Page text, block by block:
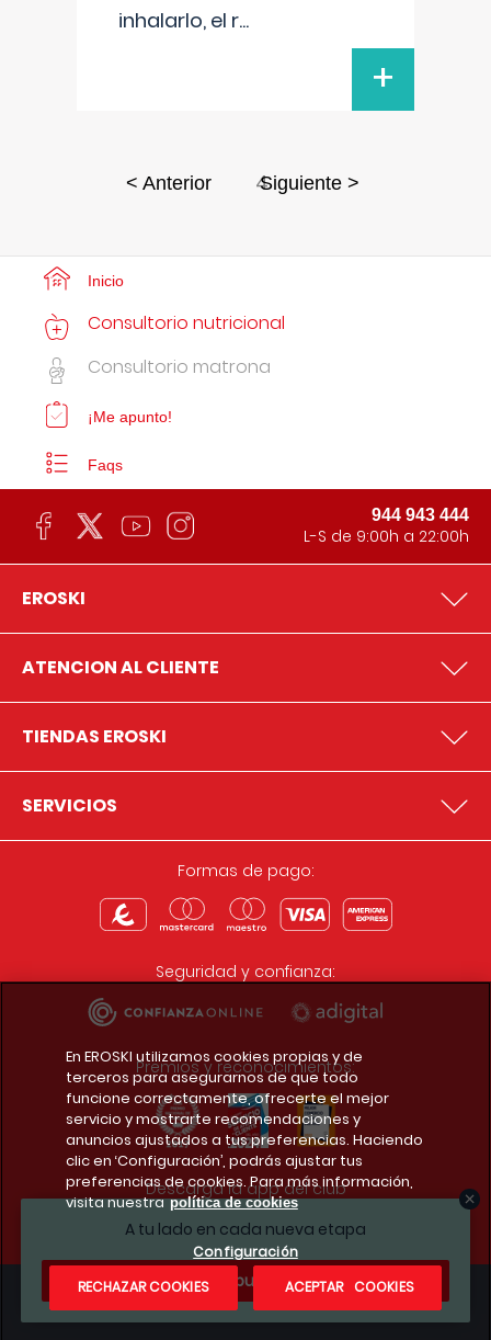
inhalarlo, el r...
+
< Anterior 4
Siguiente >
A tu lado en cada nueva etapa
¿Te apuntas?
Inicio
Consultorio nutricional
Consultorio matrona
¡Me apunto!
Faqs
944 943 444
L-S de 9:00h a 22:00h
EROSKI
ATENCION AL CLIENTE
TIENDAS EROSKI
SERVICIOS
Formas de pago:
Seguridad y confianza:
Premios y reconocimientos:
Descarga la app del club
Condiciones legales
En EROSKI utilizamos cookies propias y de
terceros para asegurarnos de que todo
funcione correctamente, ofrecerte el mejor
servicio y mostrarte recomendaciones y
anuncios ajustados a tus preferencias. Haciendo
clic en ‘Configuración’, podrás ajustar tus
preferencias de cookies. Para más información,
visita nuestra política de cookies
Configuración
RECHAZAR COOKIES
ACEPTAR COOKIES